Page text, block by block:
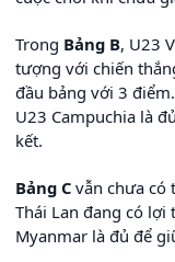
Trong Bảng B, U23
tượng với chiến
đầu bảng với 3
U23 Campuchia là
kết.
Bảng C vẫn chưa có
Thái Lan đang có
Myanmar là đủ để